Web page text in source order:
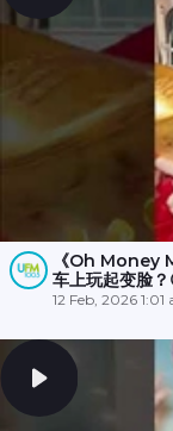
《Oh Money
车上玩起变脸
12 Feb, 2026 1:01